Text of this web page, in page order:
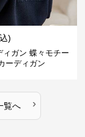
)
ィガン 蝶々モチー
ーディガン
覧へ ›